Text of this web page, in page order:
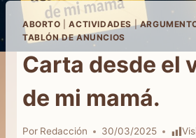
ABORTO |ACTIVIDADES|
TABLÓN DE ANUNCIOS
Carta desde el
de mi mamá.
Por Redacción 30/03/2025